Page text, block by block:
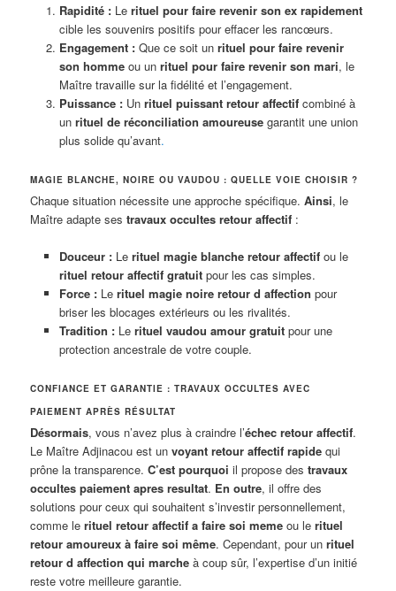
Rapidité :Le rituel pour faire revenir son ex rapidement
cible les souvenirs positifs pour effacer les rancœurs.
Engagement :Que ce soit un rituel pour faire revenir
son hommeou un rituel pour faire revenir son mari, le
Maître travaille sur la fidélité et l’engagement.
Puissance :Un rituel puissant retour affectifcombiné à
un rituel de réconciliation amoureusegarantit une union
plus solide qu’avant.
MAGIE BLANCHE, NOIRE OU VAUDOU : QUELLE VOIE CHOISIR ?
Chaque situation nécessite une approche spécifique.Ainsi, le
Maître adapte sestravaux occultes retour affectif :
Douceur :Le rituel magie blanche retour affectifou le
rituel retour affectif gratuitpour les cas simples.
Force :Le rituel magie noire retour d affection pour
briser les blocages extérieurs ou les rivalités.
Tradition :Le rituel vaudou amour gratuitpour une
protection ancestrale de votre couple.
CONFIANCE ET GARANTIE : TRAVAUX OCCULTES AVEC
PAIEMENT APRÈS RÉSULTAT
Désormais, vous n’avez plus à craindre l’échec retour affectif.
Le Maître Adjinacou est unvoyant retour affectif rapide qui
prône la transparence.C’est pourquoi il propose destravaux
occultes paiement apres resultat. En outre, il offre des
solutions pour ceux qui souhaitent s’investir personnellement,
comme lerituel retour affectif a faire soi meme ou lerituel
retour amoureux à faire soi même. Cependant, pour unrituel
retour d affection qui marche à coup sûr, l’expertise d’un initié
reste votre meilleure garantie.